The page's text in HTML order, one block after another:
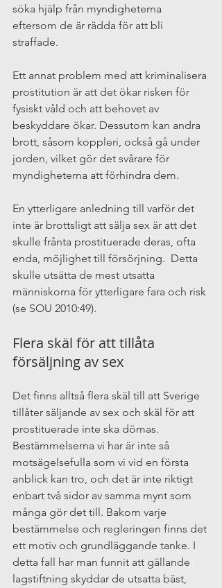
söka hjälp från myndigheterna
eftersom de är rädda för att bli
straffade.
Ett annat problem med att kriminalisera
prostitution är att det ökar risken för
fysiskt våld och att behovet av
beskyddare ökar. Dessutom kan andra
brott, såsom koppleri, också gå under
jorden, vilket gör det svårare för
myndigheterna att förhindra dem.
En ytterligare anledning till varför det
inte är brottsligt att sälja sex är att det
skulle frånta prostituerade deras, ofta
enda, möjlighet till försörjning.  Detta
skulle utsätta de mest utsatta
människorna för ytterligare fara och risk
(se SOU 2010:49).
Flera skäl för att tillåta
försäljning av sex
Det finns alltså flera skäl till att Sverige
tillåter säljande av sex och skäl för att
prostituerade inte ska dömas.
Bestämmelserna vi har är inte så
motsägelsefulla som vi vid en första
anblick kan tro, och det är inte riktigt
enbart två sidor av samma mynt som
många gör det till. Bakom varje
bestämmelse och regleringen finns det
ett motiv och grundläggande tanke. I
detta fall har man funnit att gällande
lagstiftning skyddar de utsatta bäst,